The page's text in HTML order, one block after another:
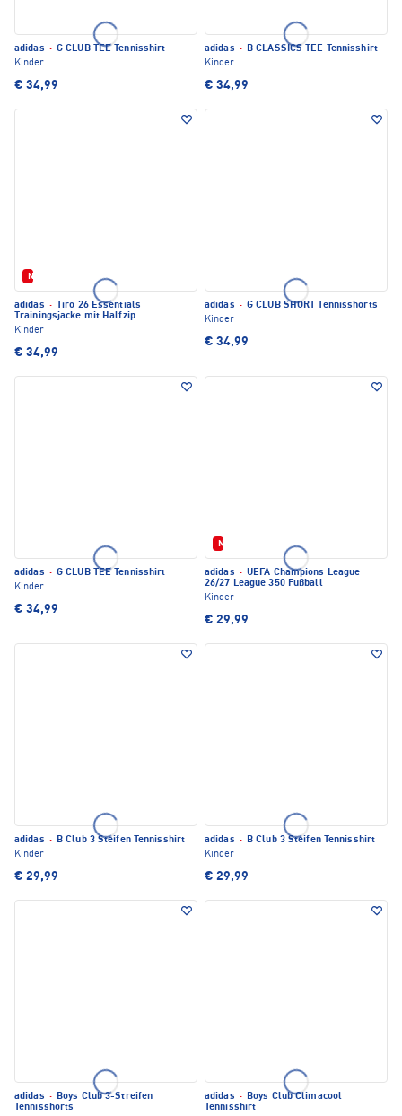
adidas · G CLUB TEE Tennisshirt
Kinder
€ 34,99
adidas · B CLASSICS TEE Tennisshirt
Kinder
€ 34,99
Neu
adidas ·
Tiro 26 Essentials
Trainingsjacke mit Halfzip
Kinder
€ 34,99
adidas · G CLUB SHORT Tennisshorts
Kinder
€ 34,99
adidas · G CLUB TEE Tennisshirt
Kinder
€ 34,99
Neu
adidas · UEFA Champions League
26/27 League 350 Fußball
Kinder
€ 29,99
adidas · B Club 3 Steifen Tennisshirt
Kinder
€ 29,99
adidas · B Club 3 Steifen Tennisshirt
Kinder
€ 29,99
adidas · Boys Club 3-Streifen
Tennisshorts
adidas · Boys Club Climacool
Tennisshirt